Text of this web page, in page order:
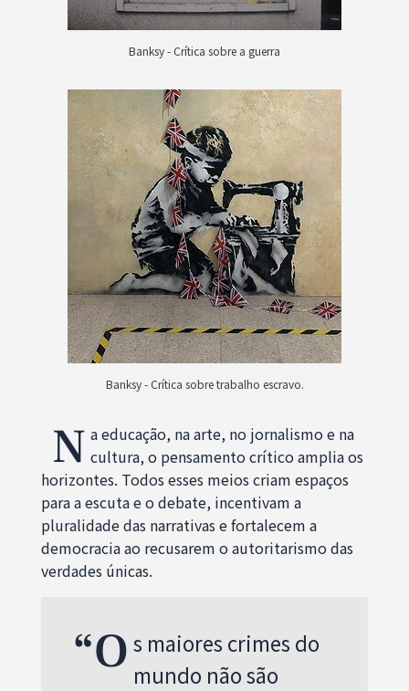
Banksy - Crítica sobre a guerra
Banksy - Crítica sobre trabalho escravo.
N a educação, na arte, no jornalismo e na
cultura, o pensamento crítico amplia os
horizontes. Todos esses meios criam espaços
para a escuta e o debate, incentivam a
pluralidade das narrativas e fortalecem a
democracia ao recusarem o autoritarismo das
verdades únicas.
“O s maiores crimes do
mundo não são